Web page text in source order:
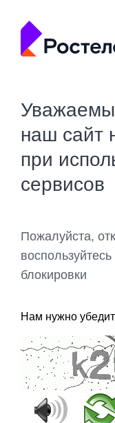
наш сайт
при
сервисов
Пожалуйста,
блокировки
Нам нужно